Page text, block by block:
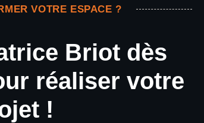
VOTRE ESPACE ?
Briot dès
réaliser votre
!